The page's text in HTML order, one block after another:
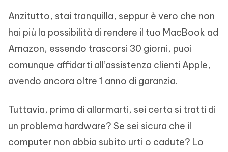
Anzitutto, stai tranquilla, seppur è vero che non
hai più la possibilità di rendere il tuo MacBook ad
Amazon, essendo trascorsi 30 giorni, puoi
comunque affidarti all’assistenza clienti Apple,
avendo ancora oltre 1 anno di garanzia.
Tuttavia, prima di allarmarti, sei certa si tratti di
un problema hardware? Se sei sicura che il
computer non abbia subito urti o cadute? Lo